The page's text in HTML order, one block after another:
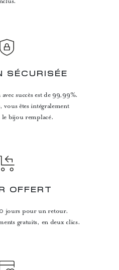
SÉCURISÉE
succès est de 99,99%.
vous êtes intégralement
bijou remplacé.
OFFERT
jours pour un retour.
gratuits, en deux clics.